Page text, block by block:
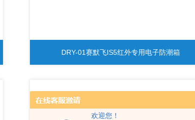
欢迎您！
DRY-01赛默飞IS5红外专用电子防潮箱